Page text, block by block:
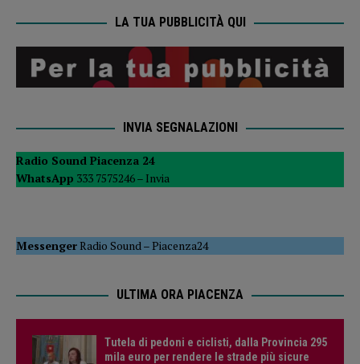
LA TUA PUBBLICITÀ QUI
INVIA SEGNALAZIONI
Radio Sound Piacenza 24
WhatsApp 333 7575246 – Invia
MessengerRadio Sound –Piacenza24
ULTIMA ORA PIACENZA
Tutela di pedoni e ciclisti, dalla Provincia 295
mila euro per rendere le strade più sicure